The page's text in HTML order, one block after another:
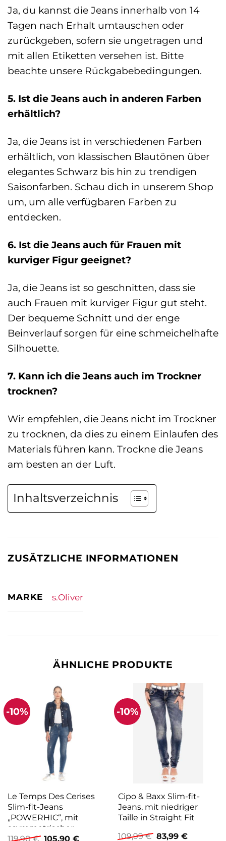
Ja, du kannst die Jeans innerhalb von 14
Tagen nach Erhalt umtauschen oder
zurückgeben, sofern sie ungetragen und
mit allen Etiketten versehen ist. Bitte
beachte unsere Rückgabebedingungen.
5. Ist die Jeans auch in anderen Farben
erhältlich?
Ja, die Jeans ist in verschiedenen Farben
erhältlich, von klassischen Blautönen über
elegantes Schwarz bis hin zu trendigen
Saisonfarben. Schau dich in unserem Shop
um, um alle verfügbaren Farben zu
entdecken.
6. Ist die Jeans auch für Frauen mit
kurviger Figur geeignet?
Ja, die Jeans ist so geschnitten, dass sie
auch Frauen mit kurviger Figur gut steht.
Der bequeme Schnitt und der enge
Beinverlauf sorgen für eine schmeichelhafte
Silhouette.
7. Kann ich die Jeans auch im Trockner
trocknen?
Wir empfehlen, die Jeans nicht im Trockner
zu trocknen, da dies zu einem Einlaufen des
Materials führen kann. Trockne die Jeans
am besten an der Luft.
Inhaltsverzeichnis
ZUSÄTZLICHE INFORMATIONEN
MARKE s.Oliver
ÄHNLICHE PRODUKTE
-10%
Le Temps Des Cerises
Slim-fit-Jeans
„POWERHIC“, mit
asymmetrischer
Knopfpartie
119,90€ Ursprünglicher
105,90 €Aktueller
-10%
Cipo & Baxx Slim-fit-
Jeans, mit niedriger
Taille in Straight Fit
109,99€ Ursprünglicher
83,99 €Aktueller